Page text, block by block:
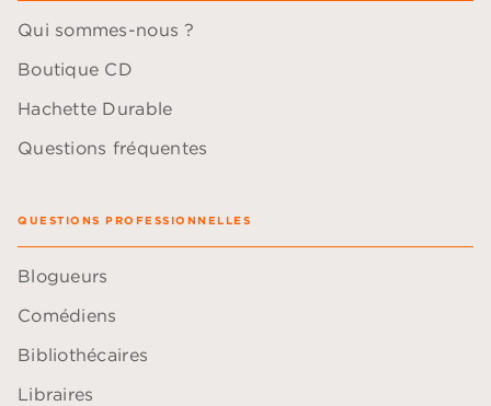
Qui sommes-nous ?
Boutique CD
Hachette Durable
Questions fréquentes
QUESTIONS PROFESSIONNELLES
Blogueurs
Comédiens
Bibliothécaires
Libraires